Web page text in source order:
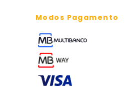
Modos Pagamento